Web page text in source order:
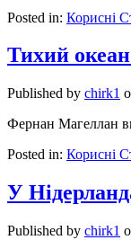
Posted in: Корисні
Тихий
Published by chirk1
Фернан Магеллан
Posted in: Корисні
У
Published by chirk1